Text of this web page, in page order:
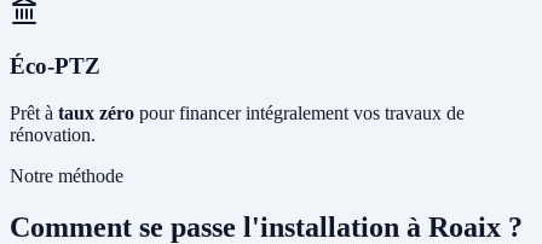
Éco-PTZ
Prêt à taux zéro pour financer intégralement vos travaux de
rénovation.
Notre méthode
Comment se passe l'installation à Roaix ?